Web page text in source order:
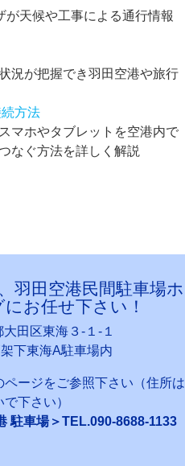
が天候や工事による通行情報
況が把握でき羽田空港や旅行
方法
マホやタブレットを空港内で
なぐ方法を詳しく解説
羽田空港民間駐車場ホ
お任せ下さい！
田区東海３-１-１
下東海A駐車場内
ージをご参照下さい（住所は
下さい）
駐車場＞TEL.090-8688-1133